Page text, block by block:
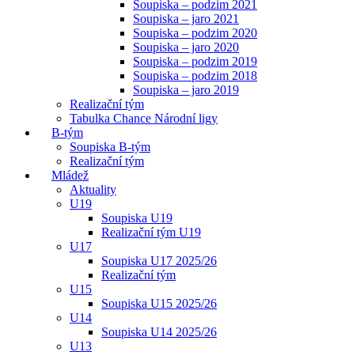
Soupiska – podzim 2021
Soupiska – jaro 2021
Soupiska – podzim 2020
Soupiska – jaro 2020
Soupiska – podzim 2019
Soupiska – podzim 2018
Soupiska – jaro 2019
Realizační tým
Tabulka Chance Národní ligy
B-tým
Soupiska B-tým
Realizační tým
Mládež
Aktuality
U19
Soupiska U19
Realizační tým U19
U17
Soupiska U17 2025/26
Realizační tým
U15
Soupiska U15 2025/26
U14
Soupiska U14 2025/26
U13